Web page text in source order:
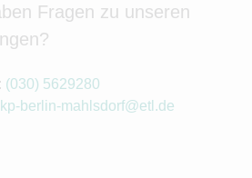
Fragen zu unseren
(030) 5629280
kp-berlin-mahlsdorf@etl.de